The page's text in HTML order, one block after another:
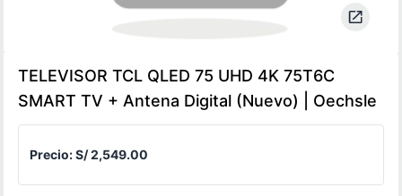
TELEVISOR TCL QLED 75 UHD 4K 75T6C
SMART TV + Antena Digital (Nuevo) | Oechsle
Precio:S/ 2,549.00